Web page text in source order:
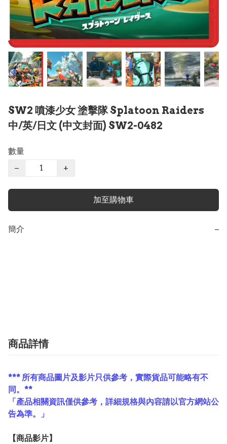
SW2 噴漆少女 塗擊隊 Splatoon Raiders
中/英/日文 (中文封面) SW2-0482
數量
−
+
加至購物車
簡介 −
商品詳情
*** 所有商品圖片及影片只供參考，實際貨品可能略有不
同。**
「產品相關資訊僅供參考，詳細規格與內容請以官方網站公
告為準。」
【商品影片】